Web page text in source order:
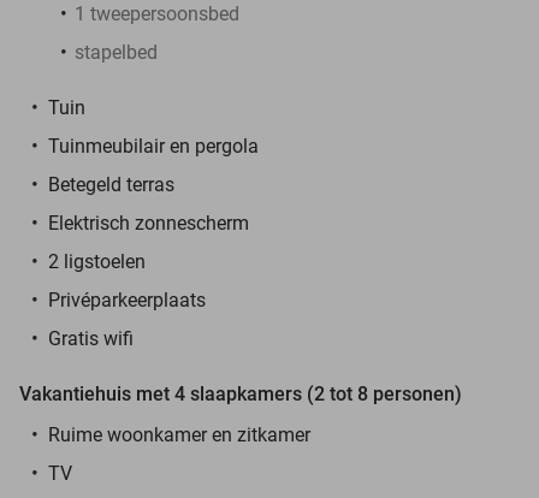
1 tweepersoonsbed
stapelbed
Tuin
Tuinmeubilair en pergola
Betegeld terras
Elektrisch zonnescherm
2 ligstoelen
Privéparkeerplaats
Gratis wifi
Vakantiehuis met 4 slaapkamers (2 tot 8 personen)
Ruime woonkamer en zitkamer
TV